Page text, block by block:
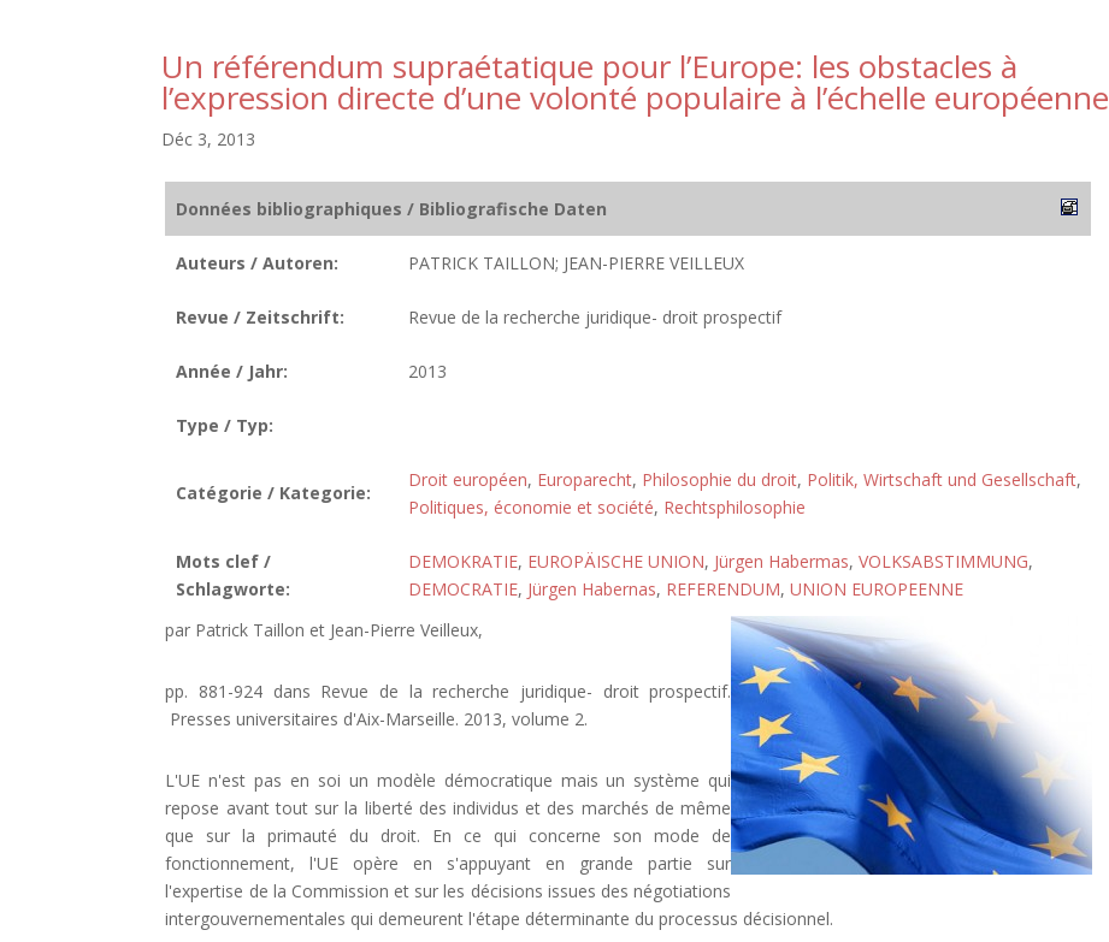
Un référendum supraétatique pour l’Europe: les obstacles à
l’expression directe d’une volonté populaire à l’échelle européenne
Déc 3, 2013
Données bibliographiques / Bibliografische Daten
Auteurs / Autoren: PATRICK TAILLON; JEAN-PIERRE VEILLEUX
Revue / Zeitschrift: Revue de la recherche juridique- droit prospectif
Année / Jahr: 2013
Type / Typ:
Catégorie / Kategorie:
Droit européen, Europarecht, Philosophie du droit, Politik, Wirtschaft und Gesellschaft,
Politiques, économie et société, Rechtsphilosophie
Mots clef /
Schlagworte:
DEMOKRATIE, EUROPÄISCHE UNION, Jürgen Habermas, VOLKSABSTIMMUNG,
DEMOCRATIE, Jürgen Habernas, REFERENDUM, UNION EUROPEENNE
par Patrick Taillon et Jean-Pierre Veilleux,
pp. 881-924 dans Revue de la recherche juridique- droit prospectif.
Presses universitaires d'Aix-Marseille. 2013, volume 2.
L'UE n'est pas en soi un modèle démocratique mais un système qui
repose avant tout sur la liberté des individus et des marchés de même
que sur la primauté du droit. En ce qui concerne son mode de
fonctionnement, l'UE opère en s'appuyant en grande partie sur
l'expertise de la Commission et sur les décisions issues des négotiations
intergouvernementales qui demeurent l'étape déterminante du processus décisionnel.